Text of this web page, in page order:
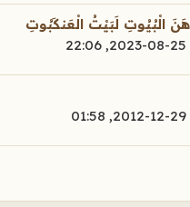
الْبُيُوتِ لَبَيْتُ الْعَنكَبُوتِ
25-08-2023, 22:06
29-12-2012, 01:58